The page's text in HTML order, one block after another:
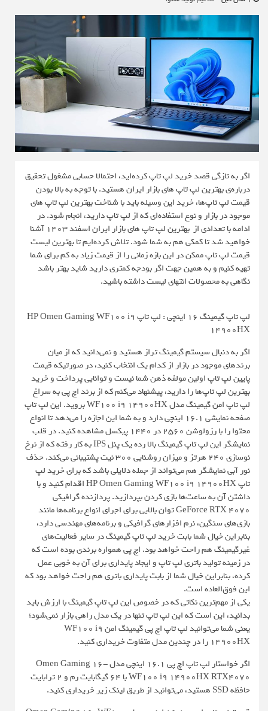
اگر به تازگی قصد خرید لپ تاپ کرده‌اید، احتمالا حسابی مشغول تحقیق
درباره‌ی بهترین لپ تاپ‌ های بازار ایران هستید. با توجه به بالا بودن
قیمت لپ تاپ‌ها، خرید این وسیله باید با شناخت بهترین لپ تاپ های
موجود در بازار و نوع استفاده‌ای که از لپ تاپ دارید، انجام شود. در
ادامه با تعدادی از بهترین لپ تاپ های بازار ایران اسفند 1403 آشنا
خواهید شد تا کمکی هم به شما شود. تلاش کرده‌ایم تا بهترین لیست
قیمت لپ تاپ ممکن در این بازه زمانی را از قیمت زیاد به کم برای شما
تهیه کنیم و به همین جهت اگر بودجه کمتری دارید شاید بهتر باشد
نگاهی به محصولات انتهای لیست داشته باشید.
لپ تاپ گیمینگ 16 اینچی : لپ تاپ HP Omen Gaming WF100 i9
14900HX
اگر به دنبال سیستم گیمینگ تراز هستید و نمی‌دانید که از میان
برندهای موجود در بازار از کدام یک انتخاب کنید، در صورتیکه قیمت
پایین لپ تاپ اولین مولفه ذهن شما نیست و توانایی پرداخت و خرید
بهترین لپ تاپ‌ها را دارید، پیشنهاد می‌کنم که از برند اچ پی به سراغ
لپ تاپ امن گیمینگ مدل WF100 i9 14900HX بروید. این لپ تاپ
صفحه نمایشی 16.1 اینچی دارد و به شما این اجازه را می‌دهد تا انواع
محتوا را با رزولوشن 2560 در 1440 پیکسل مشاهده کنید. در قلب
نمایشگر این لپ تاپ گیمینگ بالا رده یک پنل IPS به کار رفته که از نرخ
نوسازی 240 هرتز و میزان روشنایی 300 نیت پشتیبانی می‌کند. حذف
نور آبی نمایشگر هم می‌تواند از جمله دلایلی باشد که برای خرید لپ
تاپ HP Omen Gaming WF100 i9 14900HX اقدام کنید و با
داشتن آن به ساعت‌ها بازی کردن بپردازید. پردازنده گرافیکی
GeForce RTX 4070 توان بالایی برای اجرای انواع برنامه‌ها مانند
بازی‌های سنگین، نرم افزارهای گرافیکی و برنامه‌های مهندسی دارد،
بنابراین خیال شما بابت خرید لپ تاپ گیمینگ در سایر فعالیت‌های
غیرگیمینگ هم راحت خواهد بود. اچ پی همواره برندی بوده است که
در زمینه تولید باتری لپ تاپ و ایجاد پایداری برای آن به خوبی عمل
کرده، بنابراین خیال شما از بابت پایداری باتری هم راحت خواهد بود که
این فوق‌العاده است.
یکی از مهم‌ترین نکاتی که در خصوص این لپ تاپ گیمینگ با ارزش باید
بدانید، این است که این لپ تاپ تنها در یک مدل راهی بازار نمی‌شود؛
یعنی شما می‌توانید لپ تاپ اچ پی گیمینگ امن WF100 i9
14900HX را در چندین مدل متفاوت خریداری کنید.
اگر خواستار لپ تاپ اچ پی 16.1 اینچی مدل Omen Gaming 16-
WF100 i9 14900HX RTX4070 با 64 گیگابایت رم و 2 ترابایت
حافظه SSD هستید، می‌توانید از طریق لینک زیر خریداری کنید.